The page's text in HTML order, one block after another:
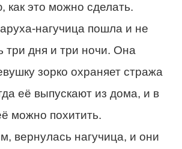
как это можно сделать.
нагучица пошла и не
три дня и три ночи. Она
зорко охраняет стража
её выпускают из дома, и в
можно похитить.
вернулась нагучица, и они